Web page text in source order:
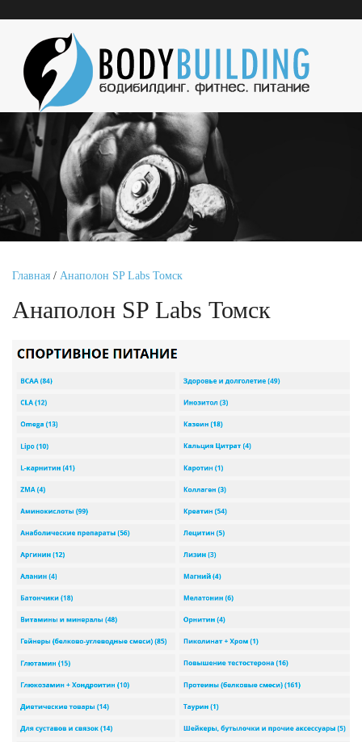
Главная / Анаполон SP Labs Томск
Анаполон SP Labs Томск